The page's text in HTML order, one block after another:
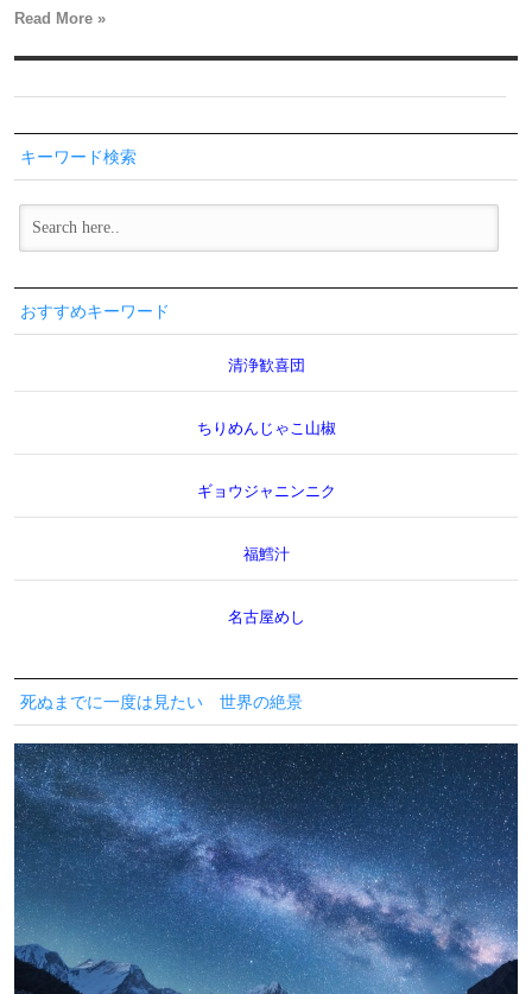
Read More »
キーワード検索
おすすめキーワード
清浄歓喜団
ちりめんじゃこ山椒
ギョウジャニンニク
福鱈汁
名古屋めし
死ぬまでに一度は見たい 世界の絶景